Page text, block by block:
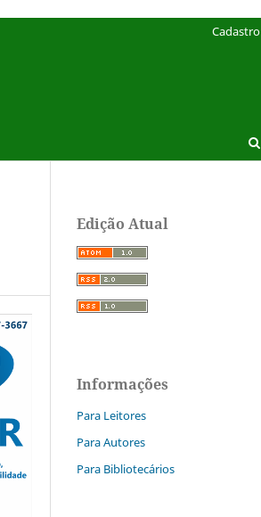
Cadastro
Edição Atual
Informações
Para Leitores
Para Autores
Para Bibliotecários